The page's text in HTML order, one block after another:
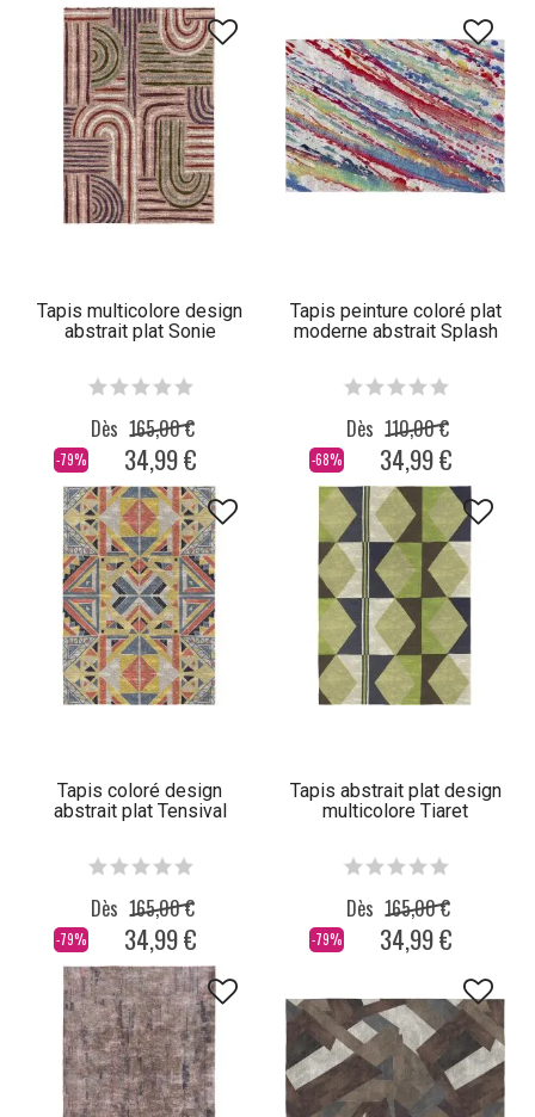
Tapis multicolore design
abstrait plat Sonie
-79%
Dès 165,00 €
34,99 €
Tapis peinture coloré plat
moderne abstrait Splash
-68%
Dès 110,00 €
34,99 €
Tapis coloré design
abstrait plat Tensival
-79%
Dès 165,00 €
34,99 €
Tapis abstrait plat design
multicolore Tiaret
-79%
Dès 165,00 €
34,99 €